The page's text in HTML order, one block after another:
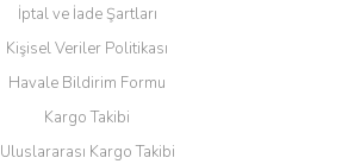
İptal ve İade Şartları
Kişisel Veriler Politikası
Havale Bildirim Formu
Kargo Takibi
Uluslararası Kargo Takibi